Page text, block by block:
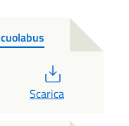
Scarica